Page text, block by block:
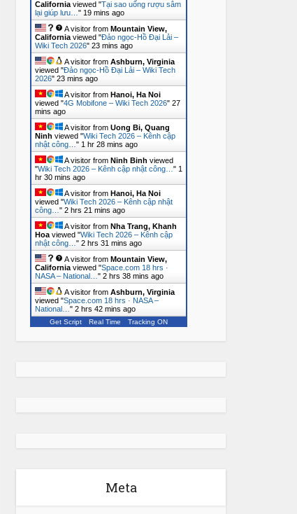
California viewed "Tại sao uống rượu sâm
lại giúp lưu… " 19 mins ago
A visitor from Mountain View,
California viewed "Đảo ngọc-Hồ Đại Lải –
Wiki Tech 2026" 23 mins ago
A visitor from Ashburn, Virginia
viewed "Đảo ngọc-Hồ Đại Lải – Wiki Tech
2026" 23 mins ago
A visitor from Hanoi, Ha Noi
viewed "4G Mobifone – Wiki Tech 2026" 27
mins ago
A visitor from Uong Bi, Quang
Ninh viewed "Wiki Tech 2026 – Kênh cập
nhật công… " 1 hr 28 mins ago
A visitor from Ninh Binh viewed
"Wiki Tech 2026 – Kênh cập nhật công… " 1
hr 30 mins ago
A visitor from Hanoi, Ha Noi
viewed "Wiki Tech 2026 – Kênh cập nhật
công… " 2 hrs 21 mins ago
A visitor from Nha Trang, Khanh
Hoa viewed "Wiki Tech 2026 – Kênh cập
nhật công… " 2 hrs 32 mins ago
A visitor from Mountain View,
California viewed "Space.com 18 hrs ·
NASA – National… " 2 hrs 38 mins ago
A visitor from Ashburn, Virginia
viewed "Space.com 18 hrs · NASA –
National… " 2 hrs 42 mins ago
Get Script Real Time Tracking ON
Meta